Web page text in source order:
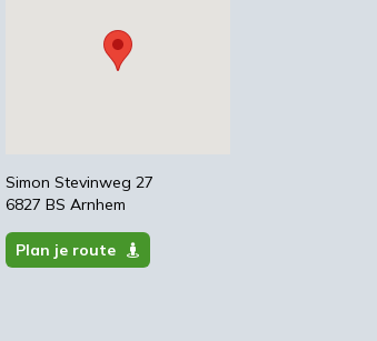
Simon Stevinweg 27
6827 BS Arnhem
Plan je route